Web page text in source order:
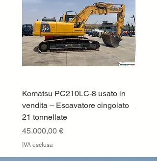
Komatsu PC210LC-8 usato in
vendita – Escavatore cingolato
21 tonnellate
Prezzo
45.000,00 €
IVA esclusa
Prezzo